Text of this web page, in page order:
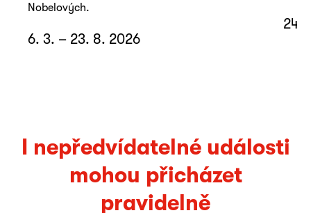
Nobelových.
6. 3. – 23. 8. 2026
24.
I nepředvídatelné události
mohou přicházet
pravidelně